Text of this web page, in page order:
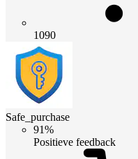
1090
Safe_purchase
91%
Positieve feedback